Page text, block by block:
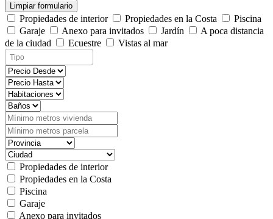
Limpiar formulario
Propiedades de interior Propiedades en la Costa
Piscina
Garaje
Anexo para invitados Jardín
A poca distancia
de la ciudad
Ecuestre Vistas al mar
Propiedades de interior
Propiedades en la Costa
Piscina
Garaje
Anexo para invitados